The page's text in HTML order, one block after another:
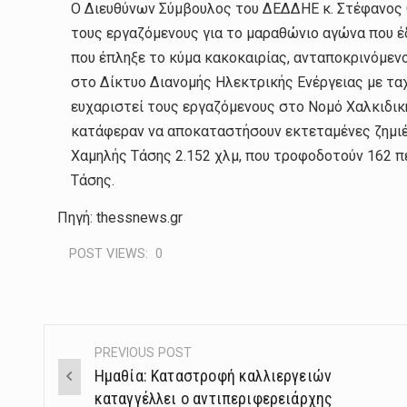
Ο Διευθύνων Σύμβουλος του ΔΕΔΔΗΕ κ. Στέφανος
τους εργαζόμενους για το μαραθώνιο αγώνα που
που έπληξε το κύμα κακοκαιρίας,
στο Δίκτυο Διανομής Ηλεκτρικής Ενέργειας με
ευχαριστεί τους εργαζόμενους στο Νομό
κατάφεραν να αποκαταστήσουν εκτεταμένες
Χαμηλής Τάσης 2.152 χλμ, που τροφοδοτούν 162
Τάσης.
Πηγή: thessnews.gr
POST VIEWS: 0
Post
navigation
PREVIOUS POST
Ημαθία: Καταστροφή καλλιεργειών
καταγγέλλει ο αντιπεριφερειάρχης